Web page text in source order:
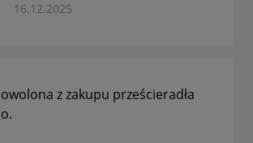
16.12.2025
z zakupu prześcieradła